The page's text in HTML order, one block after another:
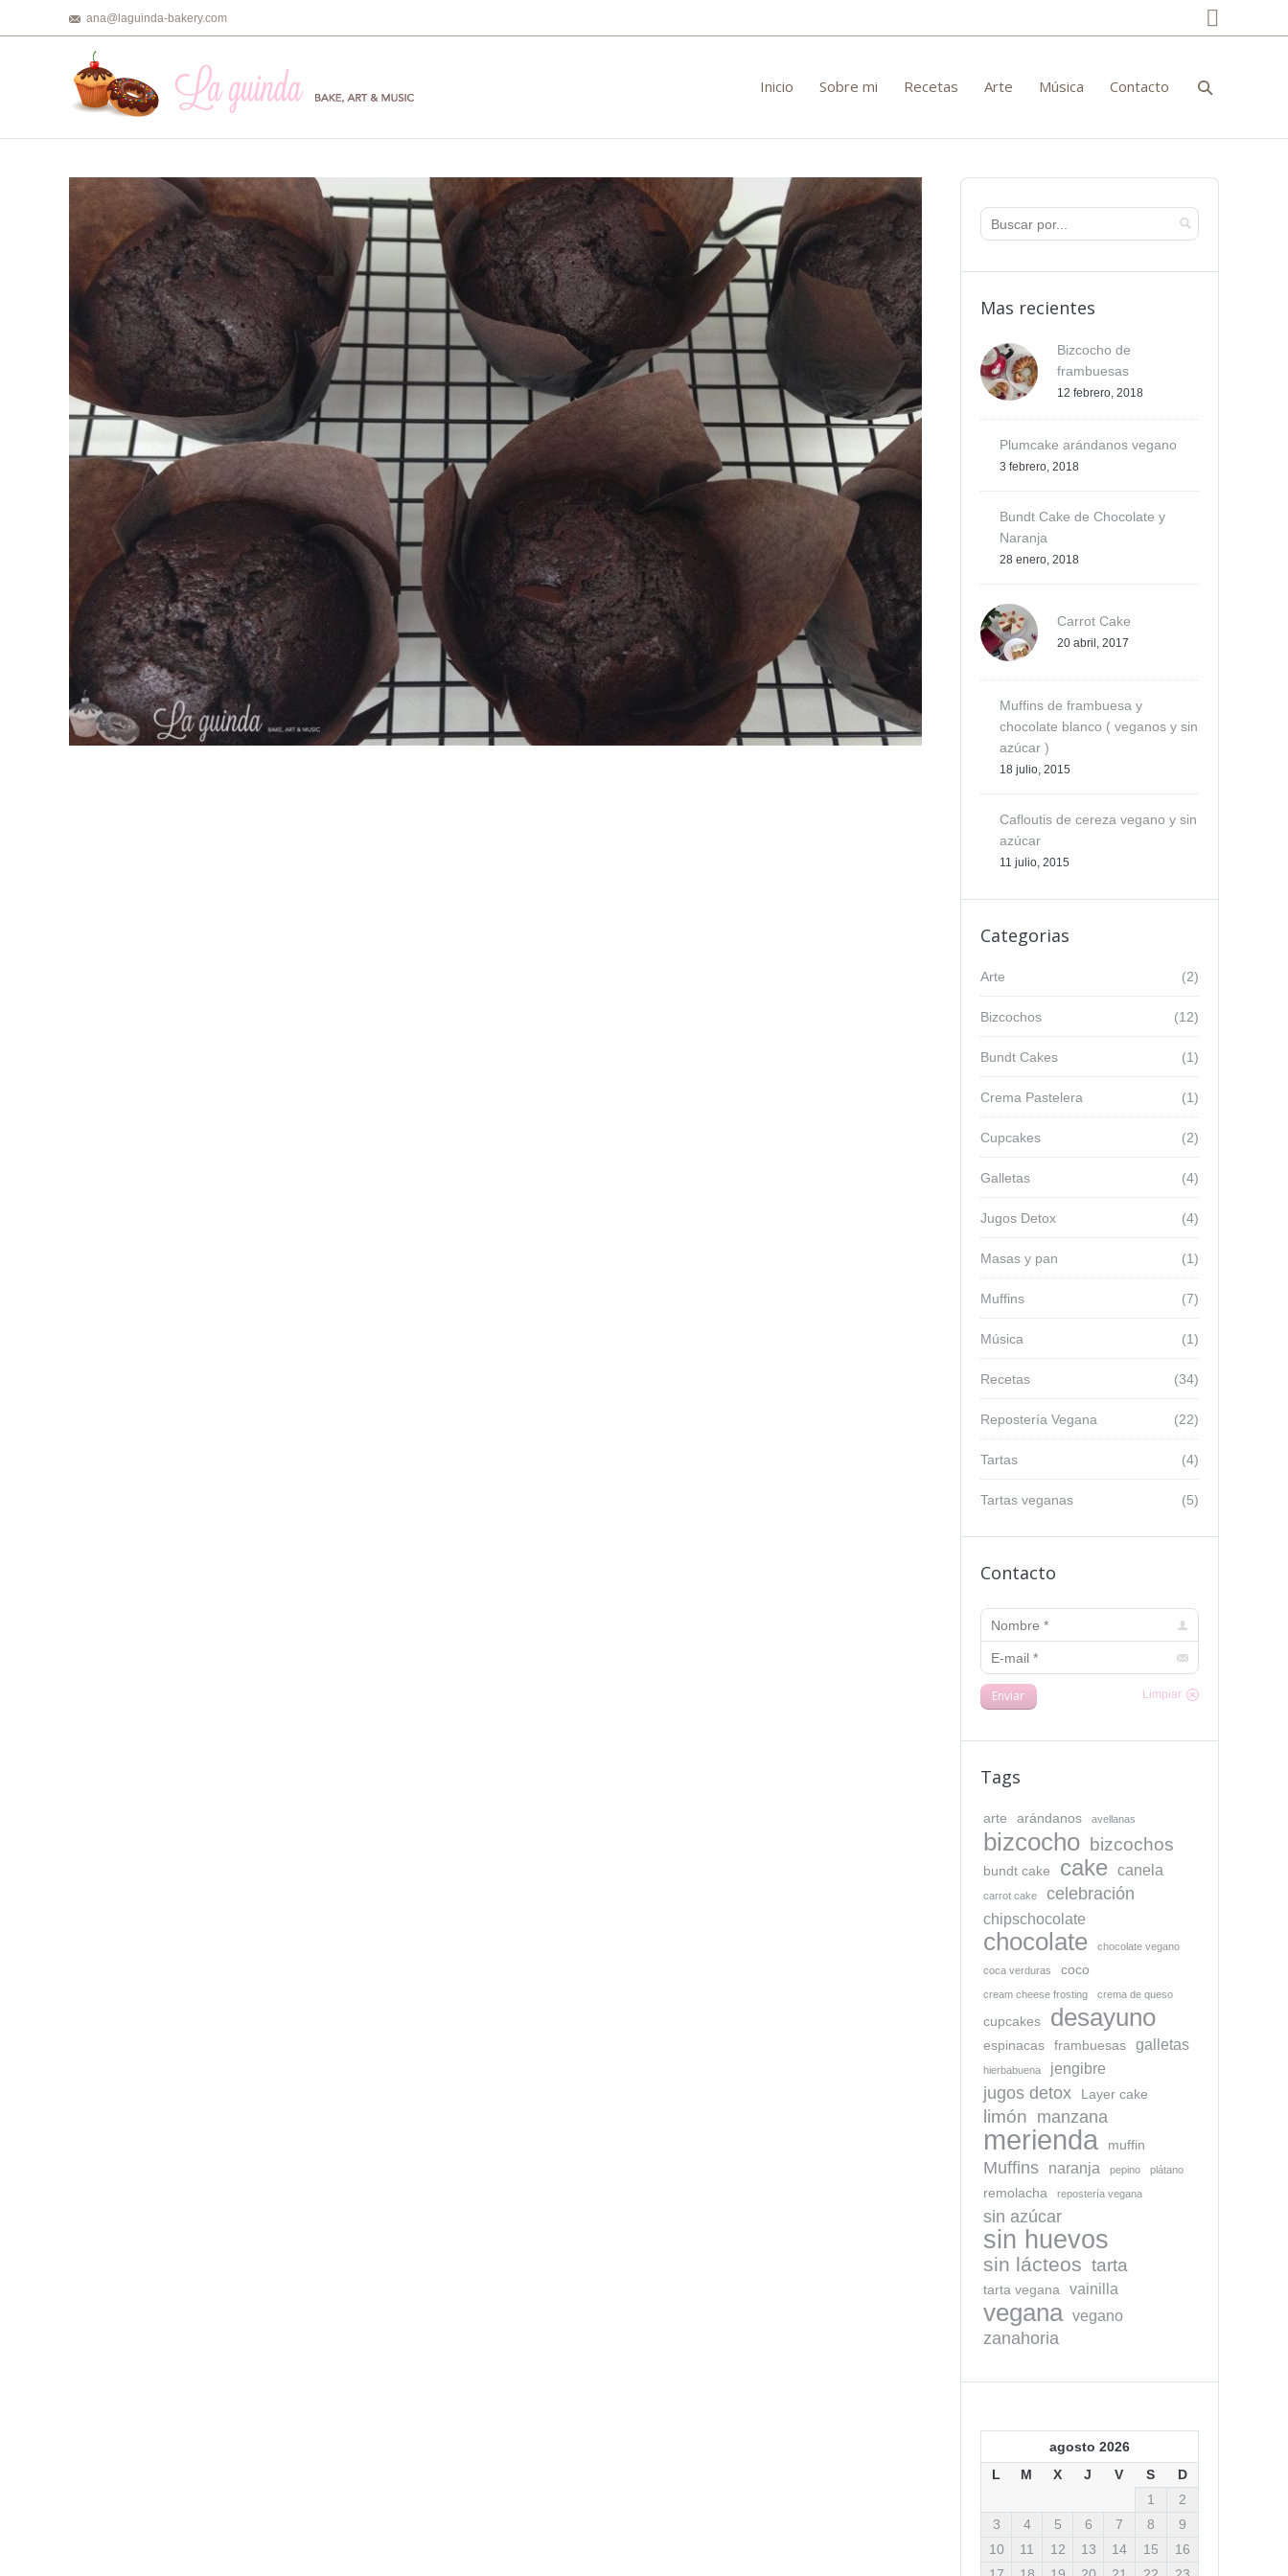
ana@laguinda-bakery.com
Inicio Sobre mi Recetas Arte Música Contacto
Mas recientes
Bizcocho de
frambuesas
12 febrero, 2018
Plumcake arándanos vegano
3 febrero, 2018
Bundt Cake de Chocolate y
Naranja
28 enero, 2018
Carrot Cake
20 abril, 2017
Muffins de frambuesa y
chocolate blanco ( veganos y sin
azúcar )
18 julio, 2015
Cafloutis de cereza vegano y sin
azúcar
11 julio, 2015
Categorias
(2)
Arte
(12)
Bizcochos
(1)
Bundt Cakes
(1)
Crema Pastelera
(2)
Cupcakes
(4)
Galletas
(4)
Jugos Detox
(1)
Masas y pan
(7)
Muffins
(1)
Música
(34)
Recetas
(22)
Repostería Vegana
(4)
Tartas
(5)
Tartas veganas
Contacto
Nombre *
E-mail *
Enviar Limpiar
Tags
arte arándanos avellanas
bizcocho bizcochos
bundt cake cake canela
carrot cake celebración
chipschocolate
chocolate chocolate vegano
coca verduras coco
cream cheese frosting crema de queso
cupcakes desayuno
espinacas frambuesas galletas
hierbabuena jengibre
jugos detox Layer cake
limón manzana
merienda muffin
Muffins naranja pepino plátano
remolacha repostería vegana
sin azúcar
sin huevos
sin lácteos tarta
tarta vegana vainilla
vegana vegano
zanahoria
agosto 2026
L
M X J V S
D
1
2
3
4 5 6 7 8
9
10
11 12 13 14 15
16